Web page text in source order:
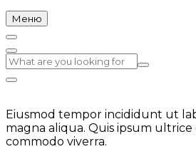
Меню
Eiusmod tempor incididunt ut
magna aliqua. Quis ipsum ultrice
commodo viverra.